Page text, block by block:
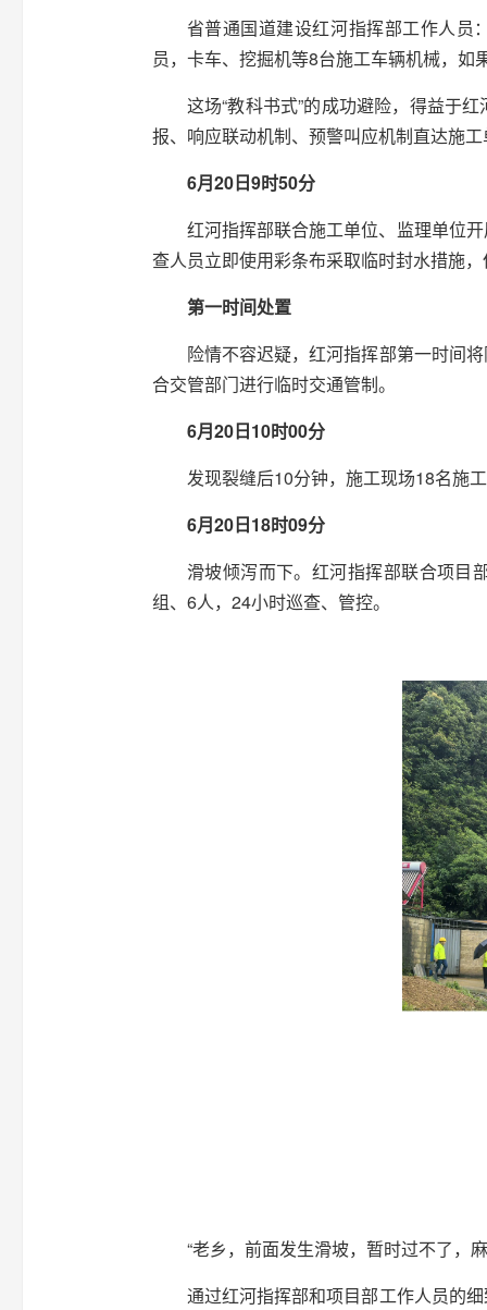
省普通国道建设红河指挥部工作人员
员，卡车、挖掘机等8台施工车辆机械，如
这场“教科书式”的成功避险，得益于
报、响应联动机制、预警叫应机制直达施
6月20日9时50分
红河指挥部联合施工单位、监理单位
查人员立即使用彩条布采取临时封水措施
第一时间处置
险情不容迟疑，红河指挥部第一时间
合交管部门进行临时交通管制。
6月20日10时00分
发现裂缝后10分钟，施工现场18名施
6月20日18时09分
滑坡倾泻而下。红河指挥部联合项目
组、6人，24小时巡查、管控。
“老乡，前面发生滑坡，暂时过不了，
通过红河指挥部和项目部工作人员的